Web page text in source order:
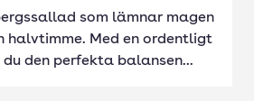
som lämnar magen
halvtimme. Med en ordentligt
den perfekta balansen...